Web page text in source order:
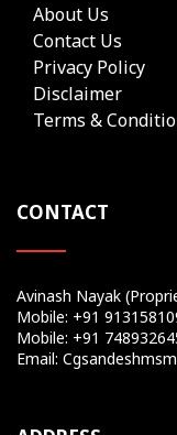
About Us
Contact Us
Privacy Policy
Disclaimer
Terms &
CONTACT
Avinash Nayak
Mobile: +91
Mobile: +91
Email: